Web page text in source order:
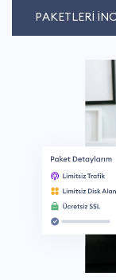
PAKETLERİ